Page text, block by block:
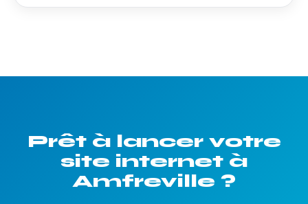
Prêt à lancer votre
site internet à
Amfreville ?